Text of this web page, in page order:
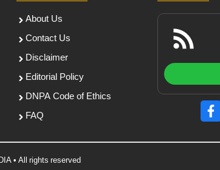
About Us
Contact Us
Disclaimer
Editorial Policy
DNPA Code of Ethics
FAQ
• All rights reserved